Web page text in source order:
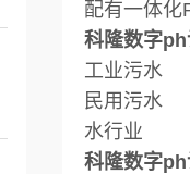
配有一体化
科隆数字
工业污水
民用污水
水行业
科隆数字